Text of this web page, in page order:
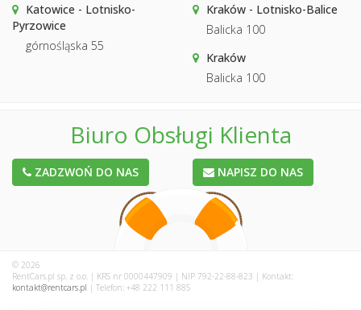
Katowice - Lotnisko-
Pyrzowice
górnośląska 55
Kraków - Lotnisko-Balice
Balicka 100
Kraków
Balicka 100
Biuro Obsługi Klienta
ZADZWOŃ DO NAS NAPISZ DO NAS
© 2026
RentCars.pl sp. z o.o. | KRS nr 0000447909 | NIP 792-22-88-823 | Kontakt:
kontakt@rentcars.pl | Telefon: +48 222 111 885